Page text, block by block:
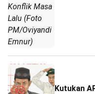
Konflik Masa
Lalu (Foto
PM/Oviyandi
Emnur)
Kutukan